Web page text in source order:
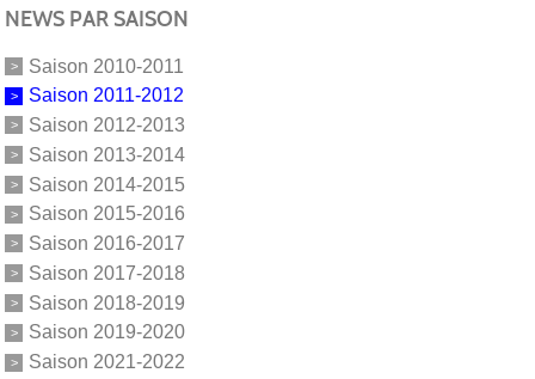
NEWS PAR SAISON
Saison 2010-2011
Saison 2011-2012
Saison 2012-2013
Saison 2013-2014
Saison 2014-2015
Saison 2015-2016
Saison 2016-2017
Saison 2017-2018
Saison 2018-2019
Saison 2019-2020
Saison 2021-2022